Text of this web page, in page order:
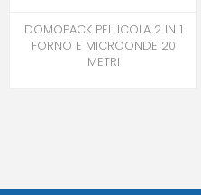
DOMOPACK PELLICOLA 2 IN 1
FORNO E MICROONDE 20
METRI